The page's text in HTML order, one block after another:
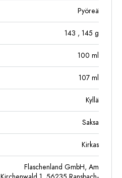
Pyöreä
143 , 145 g
100 ml
107 ml
Kyllä
Saksa
Kirkas
Flaschenland GmbH, Am